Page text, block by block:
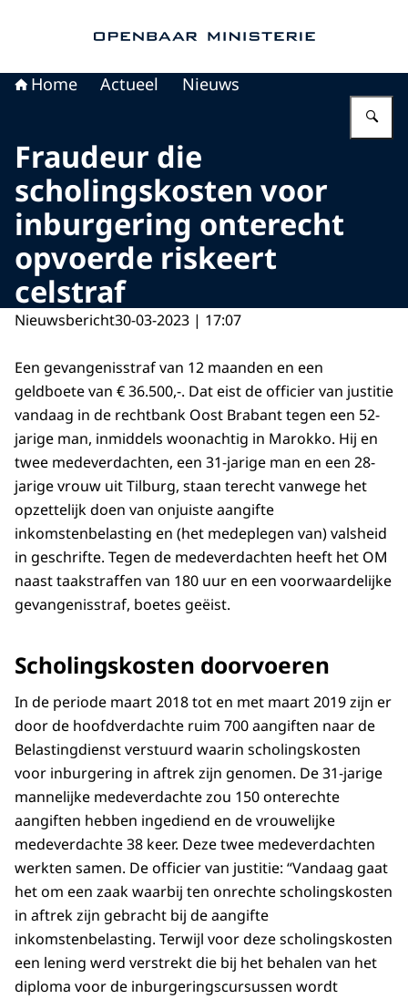
Home Actueel Nieuws
Fraudeur die
scholingskosten voor
inburgering onterecht
opvoerde riskeert
celstraf
Nieuwsbericht30-03-2023 | 17:07
Een gevangenisstraf van 12 maanden en een
geldboete van € 36.500,-. Dat eist de officier van justitie
vandaag in de rechtbank Oost Brabant tegen een 52-
jarige man, inmiddels woonachtig in Marokko. Hij en
twee medeverdachten, een 31-jarige man en een 28-
jarige vrouw uit Tilburg, staan terecht vanwege het
opzettelijk doen van onjuiste aangifte
inkomstenbelasting en (het medeplegen van) valsheid
in geschrifte. Tegen de medeverdachten heeft het OM
naast taakstraffen van 180 uur en een voorwaardelijke
gevangenisstraf, boetes geëist.
Scholingskosten doorvoeren
In de periode maart 2018 tot en met maart 2019 zijn er
door de hoofdverdachte ruim 700 aangiften naar de
Belastingdienst verstuurd waarin scholingskosten
voor inburgering in aftrek zijn genomen. De 31-jarige
mannelijke medeverdachte zou 150 onterechte
aangiften hebben ingediend en de vrouwelijke
medeverdachte 38 keer. Deze twee medeverdachten
werkten samen. De officier van justitie: “Vandaag gaat
het om een zaak waarbij ten onrechte scholingskosten
in aftrek zijn gebracht bij de aangifte
inkomstenbelasting. Terwijl voor deze scholingskosten
een lening werd verstrekt die bij het behalen van het
diploma voor de inburgeringscursussen wordt